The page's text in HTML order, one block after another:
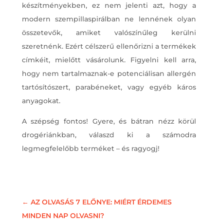
készítményekben, ez nem jelenti azt, hogy a
modern szempillaspirálban ne lennének olyan
összetevők, amiket valószínűleg kerülni
szeretnénk. Ezért célszerű ellenőrizni a termékek
címkéit, mielőtt vásárolunk. Figyelni kell arra,
hogy nem tartalmaznak-e potenciálisan allergén
tartósítószert, parabéneket, vagy egyéb káros
anyagokat.
A szépség fontos! Gyere, és bátran nézz körül
drogériánkban, válaszd ki a számodra
legmegfelelőbb terméket – és ragyogj!
← AZ OLVASÁS 7 ELŐNYE: MIÉRT ÉRDEMES
MINDEN NAP OLVASNI?